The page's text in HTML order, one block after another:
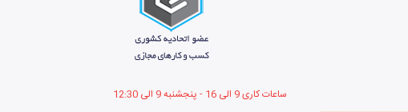
ساعات کاری 9 الی 16 - پنجشنبه 9 الی 12 :30